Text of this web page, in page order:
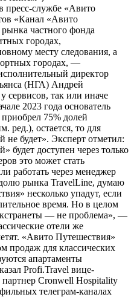
пресс-службе «Авито
«Канал «Авито
частного фонда
городах,
месту следования, а
городах, —
директор
(НГА) Андрей
так или иначе
2023 года основатель
75% долей
ред.), остается, то для
не будет». Эксперт отметил:
будет доступен через только
это может стать
работать через менеджер
рынка TravelLine, думаю
несколько упадут, если
время. Но в целом
— не проблема», —
отели же
«Авито Путешествия»
продаж для классических
апартаменты
Profi.Travel вице-
Cronwell Hospitality
телеграм-каналах